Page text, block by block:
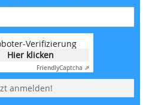
Verifizierung
Hier klicken
FriendlyCaptcha ⇗
anmelden!